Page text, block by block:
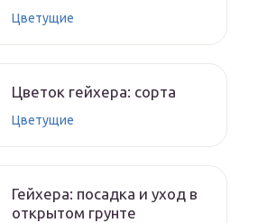
Цветущие
Цветок гейхера: сорта
Цветущие
Гейхера: посадка и уход в
открытом грунте